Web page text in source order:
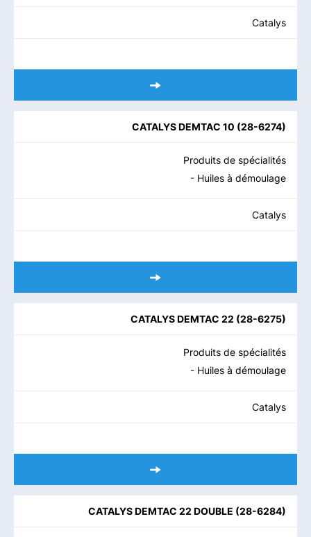
Catalys
CATALYS DEMTAC 10 (28-6274)
Produits de spécialités
- Huiles à démoulage
Catalys
CATALYS DEMTAC 22 (28-6275)
Produits de spécialités
- Huiles à démoulage
Catalys
CATALYS DEMTAC 22 DOUBLE (28-6284)